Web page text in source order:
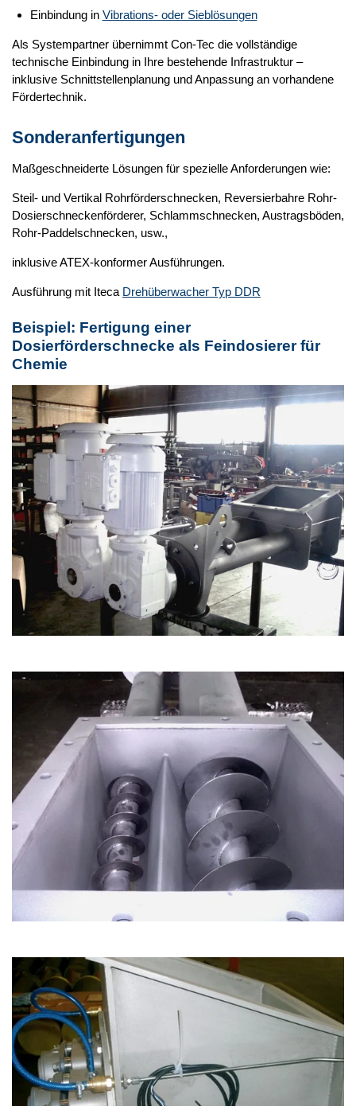
Einbindung in Vibrations- oder Sieblösungen
Als Systempartner übernimmt Con-Tec die vollständige
technische Einbindung in Ihre bestehende Infrastruktur –
inklusive Schnittstellenplanung und Anpassung an vorhandene
Fördertechnik.
Sonderanfertigungen
Maßgeschneiderte Lösungen für spezielle Anforderungen wie:
Steil- und Vertikal Rohrförderschnecken, Reversierbahre Rohr-
Dosierschneckenförderer, Schlammschnecken, Austragsböden,
Rohr-Paddelschnecken, usw.,
inklusive ATEX-konformer Ausführungen.
Ausführung mit Iteca Drehüberwacher Typ DDR
Beispiel: Fertigung einer
Dosierförderschnecke als Feindosierer für
Chemie